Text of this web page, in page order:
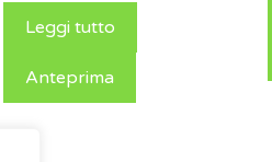
Leggi tutto
Anteprima